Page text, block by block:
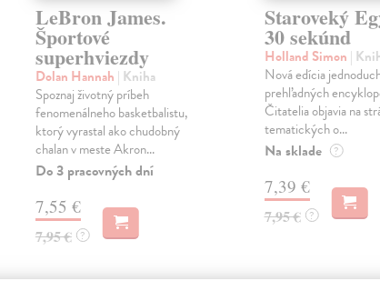
LeBron James.
Športové
superhviezdy
Dolan Hannah | Kniha
Spoznaj životný príbeh
fenomenálneho basketbalistu,
ktorý vyrastal ako chudobný
chalan v meste Akron...
Do 3 pracovných dní
7,55 €
7,95 € ?
Staroveký
30 sekúnd
Holland Simon |
Nová edícia
prehľadných
Čitatelia objavia na
tematických o...
Na sklade ?
7,39 €
7,95 € ?